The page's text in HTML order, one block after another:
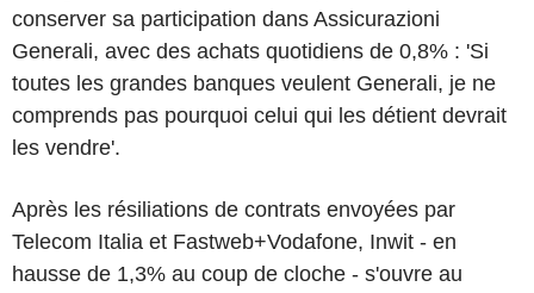
conserver sa participation dans Assicurazioni
Generali, avec des achats quotidiens de 0,8% : 'Si
toutes les grandes banques veulent Generali, je ne
comprends pas pourquoi celui qui les détient devrait
les vendre'.
Après les résiliations de contrats envoyées par
Telecom Italia et Fastweb+Vodafone, Inwit - en
hausse de 1,3% au coup de cloche - s'ouvre au